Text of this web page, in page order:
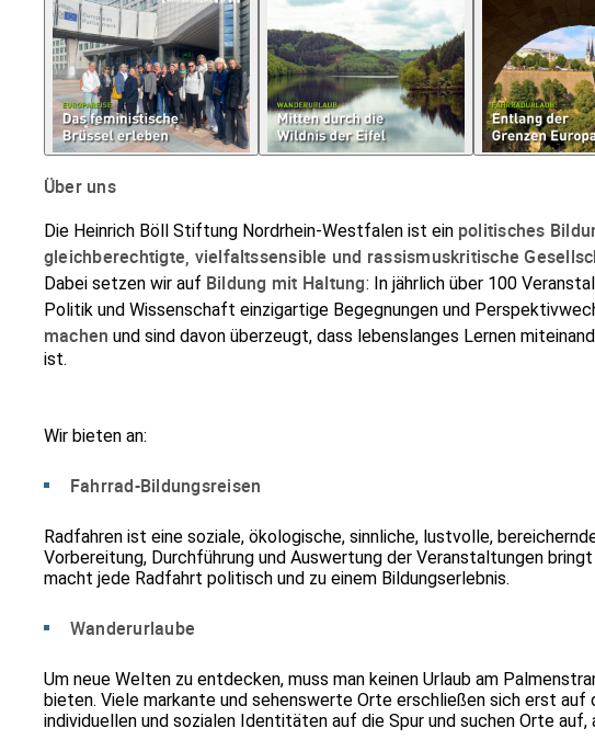
Über uns
Die Heinrich Böll Stiftung Nordrhein-Westfalen ist ein politisches
gleichberechtigte, vielfaltssensible und rassismuskritische
Dabei setzen wir auf Bildung mit Haltung: In jährlich über 100
Politik und Wissenschaft einzigartige Begegnungen und
machen und sind davon überzeugt, dass lebenslanges Lernen
ist.
Wir bieten an:
Fahrrad-Bildungsreisen
Radfahren ist eine soziale, ökologische, sinnliche, lustvolle,
Vorbereitung, Durchführung und Auswertung der Veranstaltungen
macht jede Radfahrt politisch und zu einem Bildungserlebnis.
Wanderurlaube
Um neue Welten zu entdecken, muss man keinen Urlaub am
bieten. Viele markante und sehenswerte Orte erschließen sich erst auf
individuellen und sozialen Identitäten auf die Spur und suchen Orte auf,